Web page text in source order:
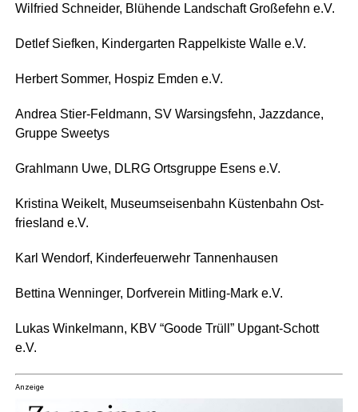
Wil­fried Schnei­der, Blü­hen­de Land­schaft Große­fehn e.V.
Det­lef Sief­ken, Kin­der­gar­ten Rap­pel­kis­te Wal­le e.V.
Her­bert Som­mer, Hos­piz Emden e.V.
Andrea Stier-Feld­mann, SV War­singsfehn, Jazz­dance,
Grup­pe Sweetys
Grahl­mann Uwe, DLRG Orts­grup­pe Esens e.V.
Kris­ti­na Wei­kelt, Muse­ums­ei­sen­bahn Küs­ten­bahn Ost­
fries­land e.V.
Karl Wen­dorf, Kin­der­feu­er­wehr Tannenhausen
Bet­ti­na Wen­nin­ger, Dorf­ver­ein Mit­ling-Mark e.V.
Lukas Win­kel­mann, KBV “Goo­de Trüll” Upgant-Schott
e.V.
Anzeige